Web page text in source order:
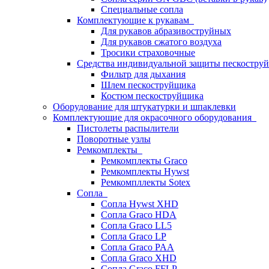
Специальные сопла
Комплектующие к рукавам
Для рукавов абразивоструйных
Для рукавов сжатого воздуха
Тросики страховочные
Средства индивидуальной защиты
Фильтр для дыхания
Шлем пескоструйщика
Костюм пескоструйщика
Оборудование для штукатурки и шпаклевки
Комплектующие для окрасочного оборудования
Пистолеты распылители
Поворотные узлы
Ремкомплекты
Ремкомплекты Graco
Ремкомплекты Hywst
Ремкомпллекты Sotex
Сопла
Сопла Hywst XHD
Сопла Graco HDA
Сопла Graco LL5
Сопла Graco LP
Сопла Graco PAA
Сопла Graco XHD